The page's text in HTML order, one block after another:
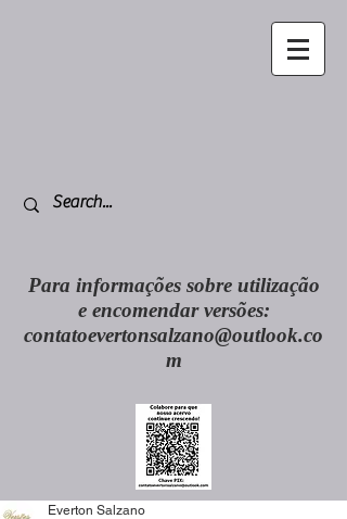
Para informações sobre utilização
e encomendar versões:
contatoevertonsalzano@outlook.co
m
Everton Salzano